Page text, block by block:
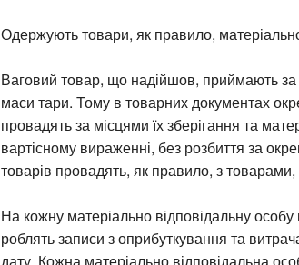
Одержують товари, як правило,
Ваговий товар, що надійшов, приймають
маси тари. Тому в товарних документах
провадять за місцями їх зберігання та
вартісному вираженні, без розбиття за
товарів провадять, як правило, з
На кожну матеріально відповідальну
роблять записи з оприбуткування та
дату. Кожна матеріально відповідальна